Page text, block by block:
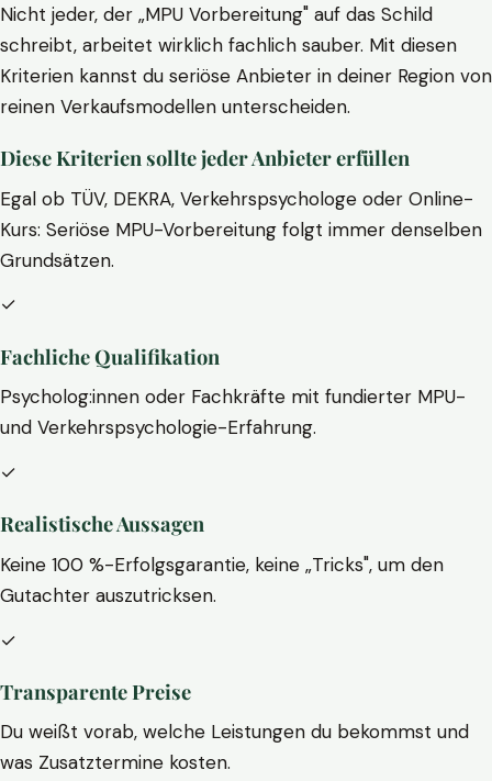
Nicht jeder, der „MPU Vorbereitung" auf das Schild
schreibt, arbeitet wirklich fachlich sauber. Mit diesen
Kriterien kannst du seriöse Anbieter in deiner Region von
reinen Verkaufsmodellen unterscheiden.
Diese Kriterien sollte jeder Anbieter erfüllen
Egal ob TÜV, DEKRA, Verkehrspsychologe oder Online-
Kurs: Seriöse MPU-Vorbereitung folgt immer denselben
Grundsätzen.
✓
Fachliche Qualifikation
Psycholog:innen oder Fachkräfte mit fundierter MPU-
und Verkehrspsychologie-Erfahrung.
✓
Realistische Aussagen
Keine 100 %-Erfolgsgarantie, keine „Tricks", um den
Gutachter auszutricksen.
✓
Transparente Preise
Du weißt vorab, welche Leistungen du bekommst und
was Zusatztermine kosten.